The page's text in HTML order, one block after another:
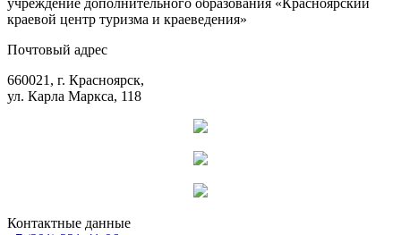
краевой центр туризма и краеведения»
Почтовый адрес
660021, г. Красноярск,
ул. Карла Маркса, 118
Контактные данные